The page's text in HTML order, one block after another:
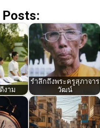
Posts:
งาม
รำลึกถึงพระครูสุภาจาร
วัฒน์